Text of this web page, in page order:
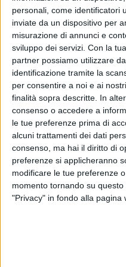
personali, come identificatori
inviate da un dispositivo per
misurazione di annunci e
sviluppo dei servizi. Con la
partner possiamo utilizzare
identificazione tramite la
per consentire a noi e ai
finalità sopra descritte. In
consenso o accedere a
le tue preferenze prima di
alcuni trattamenti dei dati
consenso, ma hai il diritto di
preferenze si applicheranno
modificare le tue preferenze
momento tornando su
"Privacy" in fondo alla pagina
racchiudendo la sua
vita e l’amore. È un
fa di questi sentimenti
avanti le proprie passioni.